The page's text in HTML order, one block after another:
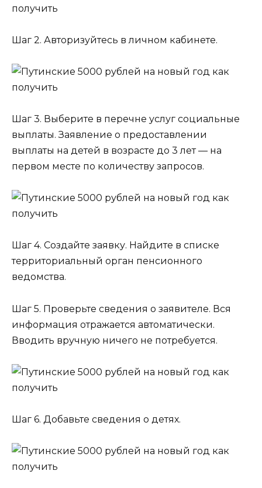
Шаг 2. Авторизуйтесь в личном кабинете.
Шаг 3. Выберите в перечне услуг социальные
выплаты. Заявление о предоставлении
выплаты на детей в возрасте до 3 лет — на
первом месте по количеству запросов.
Шаг 4. Создайте заявку. Найдите в списке
территориальный орган пенсионного
ведомства.
Шаг 5. Проверьте сведения о заявителе. Вся
информация отражается автоматически.
Вводить вручную ничего не потребуется.
Шаг 6. Добавьте сведения о детях.